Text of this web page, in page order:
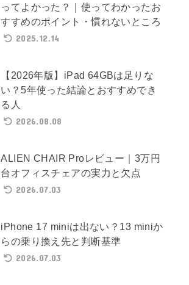
ってよかった？｜使ってわかったお
すすめのポイント・慣れないところ
2025.12.14
【2026年版】iPad 64GBは足りな
い？5年使った結論とおすすめでき
る人
2026.08.08
ALIEN CHAIR Proレビュー｜3万円
台オフィスチェアの実力と欠点
2026.07.03
iPhone 17 miniは出ない？13 miniか
らの乗り換え先と判断基準
2026.07.03